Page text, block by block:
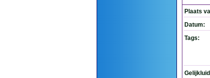
Plaats
Datum:
Tags: